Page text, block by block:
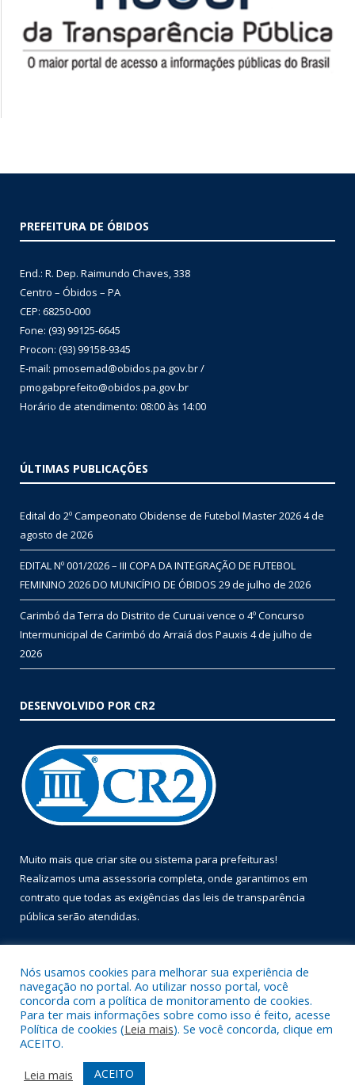
PREFEITURA DE ÓBIDOS
End.: R. Dep. Raimundo Chaves, 338
Centro – Óbidos – PA
CEP: 68250-000
Fone: (93) 99125-6645
Procon: (93) 99158-9345
E-mail: pmosemad@obidos.pa.gov.br /
pmogabprefeito@obidos.pa.gov.br
Horário de atendimento: 08:00 às 14:00
ÚLTIMAS PUBLICAÇÕES
Edital do 2º Campeonato Obidense de Futebol Master 20264 de
agosto de 2026
EDITAL Nº 001/2026 – III COPA DA INTEGRAÇÃO DE FUTEBOL
FEMININO 2026 DO MUNICÍPIO DE ÓBIDOS 29 de julho de 2026
Carimbó da Terra do Distrito de Curuai vence o 4º Concurso
Intermunicipal de Carimbó do Arraiá dos Pauxis 4 de julho de
2026
DESENVOLVIDO POR CR2
Muito mais que criar site ou sistema para prefeituras!
Realizamos uma assessoria completa, onde garantimos em
contrato que todas as exigências das leis de transparência
pública serão atendidas.
Todos os direitos reservados a Prefeitura Municipal de Óbidos.
Mapa do Site
Acessar Área Administrativa
Nós usamos cookies para melhorar sua experiência de
navegação no portal. Ao utilizar nosso portal, você
concorda com a política de monitoramento de cookies.
Para ter mais informações sobre como isso é feito, acesse
Política de cookies (Leia mais). Se você concorda, clique em
ACEITO.
Leia mais
ACEITO